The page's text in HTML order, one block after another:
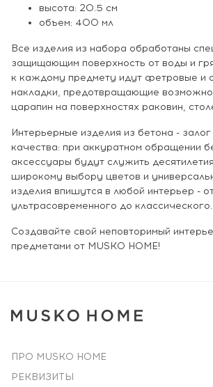
высота: 20.5 см
объем: 400 мл
Все изделия из набора обработаны
защищающим поверхность от воды и
к каждому предмету идут фетровые и
накладки, предотвращающие
царапин на поверхностях раковин,
Интерьерные изделия из бетона -
качества: при аккуратном обращении
аксессуары будут служить
широкому выбору цветов и
изделия впишутся в любой интерьер -
ультрасовременного до классического.
Создавайте свой неповторимый
предметами от MUSKO HOME!
ПРО MUSKO HOME
РЕКВИЗИТЫ